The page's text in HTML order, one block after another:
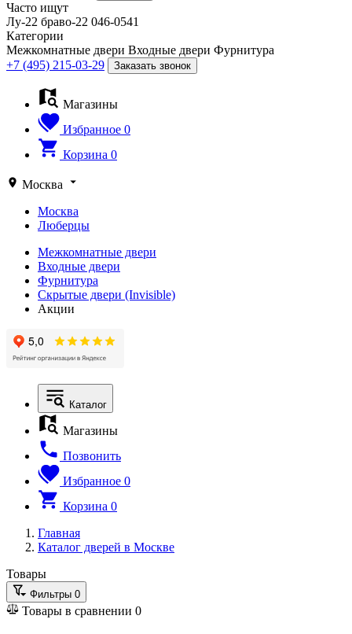
Часто ищут
Лу-22 браво-22 046-0541
Категории
Межкомнатные двери Входные двери Фурнитура
+7 (495) 215-03-29
Заказать звонок
Магазины
Избранное 0
Корзина 0
Москва
Москва
Люберцы
Межкомнатные двери
Входные двери
Фурнитура
Скрытые двери (Invisible)
Акции
Каталог
Магазины
Позвонить
Избранное 0
Корзина 0
Главная
Каталог дверей в Москве
Товары
Фильтры 0
Товары в сравнении 0